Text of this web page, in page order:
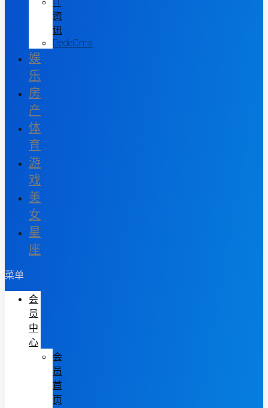
资
讯
DedeCms
娱
乐
房
产
体
育
游
戏
美
女
星
座
菜单
会
员
中
心
会
员
首
页